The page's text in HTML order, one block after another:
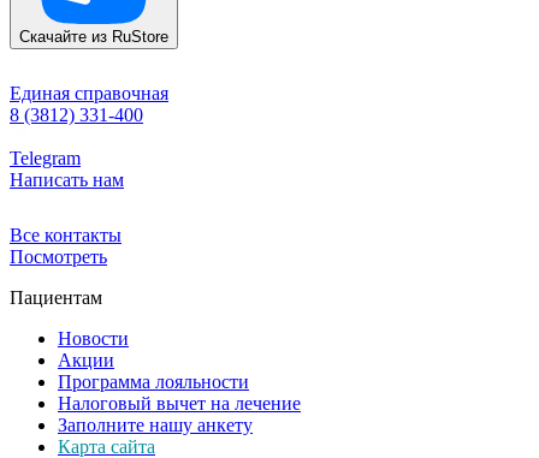
Скачайте из RuStore
Единая справочная
8 (3812) 331-400
Telegram
Написать нам
Все контакты
Посмотреть
Пациентам
Новости
Акции
Программа лояльности
Налоговый вычет на лечение
Заполните нашу анкету
Карта сайта